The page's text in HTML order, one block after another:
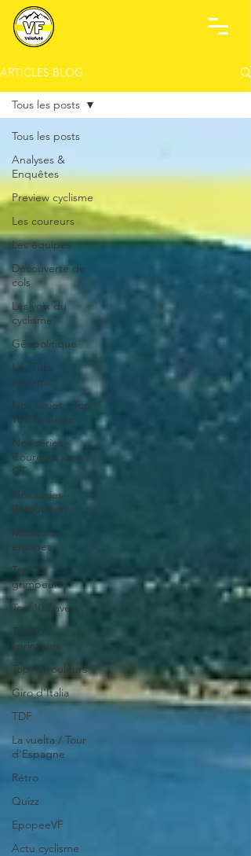
ARTICLES BLOG
Tous les posts
Analyses &
Enquêtes
Preview cyclisme
Les coureurs
Les équipes
Découverte de
cols
Les voix du
cyclisme
Géopolitique
Les Tuto
cyclisme
Nos séries - Top
10 21e siècle
Nos séries -
Coureurs sans
GT
Nos séries -
Baroudeurs
Meilleurs
équipes
Top 10
grimpeurs
Top 10 pavé
Top 10
sprinteurs
Top 10 rouleurs
Giro d'Italia
TDF
La vuelta / Tour
d'Espagne
Rétro
Quizz
EpopeeVF
Actu cyclisme
Tous les posts